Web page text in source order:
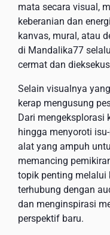
mata secara visual,
keberanian dan
kanvas, mural, atau
di Mandalika77
cermat dan
Selain visualnya
kerap mengusung
Dari mengeksplorasi
hingga menyoroti
alat yang ampuh
memancing
topik penting melalui
terhubung dengan
dan menginspirasi
perspektif baru.